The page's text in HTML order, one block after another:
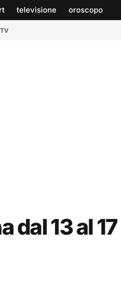
televisione oroscopo
dal 13 al 17